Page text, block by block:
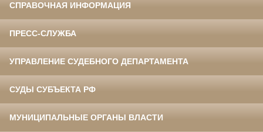
СПРАВОЧНАЯ ИНФОРМАЦИЯ
ПРЕСС-СЛУЖБА
УПРАВЛЕНИЕ СУДЕБНОГО ДЕПАРТАМЕНТА
СУДЫ СУБЪЕКТА РФ
МУНИЦИПАЛЬНЫЕ ОРГАНЫ ВЛАСТИ